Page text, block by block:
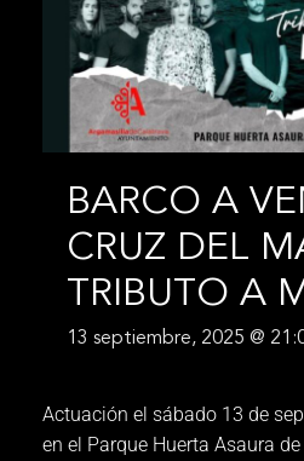
BARCO A
CRUZ DEL
TRIBUTO A
13 septiembre, 2025 @
Actuación el sábado 13 de
en el Parque Huerta Asaura